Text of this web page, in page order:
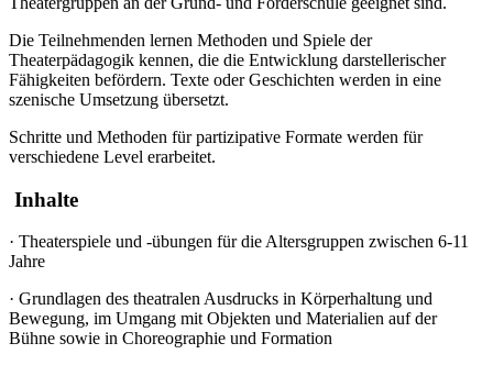
Die Teilnehmenden lernen Methoden und Spiele der
Theaterpädagogik kennen, die die Entwicklung darstellerischer
Fähigkeiten befördern. Texte oder Geschichten werden in eine
szenische Umsetzung übersetzt.
Schritte und Methoden für partizipative Formate werden für
verschiedene Level erarbeitet.
Inhalte
· Theaterspiele und -übungen für die Altersgruppen zwischen 6-11
Jahre
· Grundlagen des theatralen Ausdrucks in Körperhaltung und
Bewegung, im Umgang mit Objekten und Materialien auf der
Bühne sowie in Choreographie und Formation